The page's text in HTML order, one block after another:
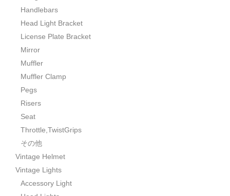
Handlebars
Head Light Bracket
License Plate Bracket
Mirror
Muffler
Muffler Clamp
Pegs
Risers
Seat
Throttle,TwistGrips
その他
Vintage Helmet
Vintage Lights
Accessory Light